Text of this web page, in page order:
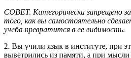
СОВЕТ. Категорически запрещено
того, как вы самостоятельно
учеба превратится в ее видимость.
2. Вы учили язык в институте, при
выветрились из памяти, а при мысли